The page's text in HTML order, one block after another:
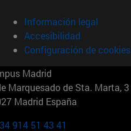
Información legal
Accesibilidad
Configuración de cookies
Madrid
Marquesado de Sta. Marta, 3
Madrid España
914 51 43 41